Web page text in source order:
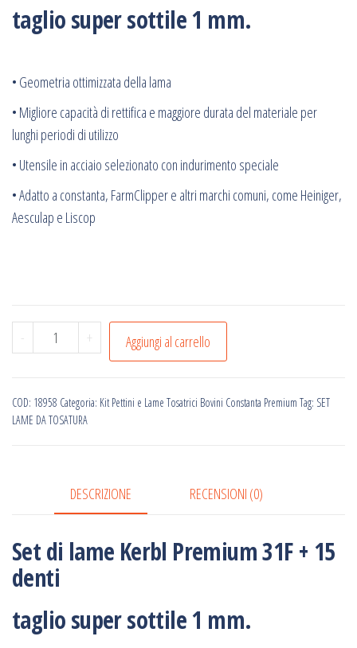
taglio super sottile 1 mm.
‎• Geometria ottimizzata della lama‎
‎• Migliore capacità di rettifica e maggiore durata del materiale per
lunghi periodi di utilizzo‎
‎• Utensile in acciaio selezionato con indurimento speciale‎
‎• Adatto a constanta, FarmClipper e altri marchi comuni, come Heiniger,
Aesculap e Liscop‎
-
di
Kerbl
Premium
super
sottile
mm.
+ Aggiungi al carrello
COD: 18958 Categoria: Kit Pettini e Lame Tosatrici Bovini Constanta Premium Tag: SET
LAME DA TOSATURA
DESCRIZIONE RECENSIONI (0)
Set di lame Kerbl Premium 31F + 15
denti
taglio super sottile 1 mm.